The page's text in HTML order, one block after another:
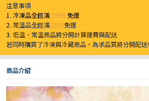
注意事項
1. 冷凍品全館滿 $999免運
2. 常溫品全館滿$599免運
3.低溫、常溫商品將分開計算運費與配送
若同時購買了冷凍與冷藏商品，為求品質將分開配送!
商品介紹